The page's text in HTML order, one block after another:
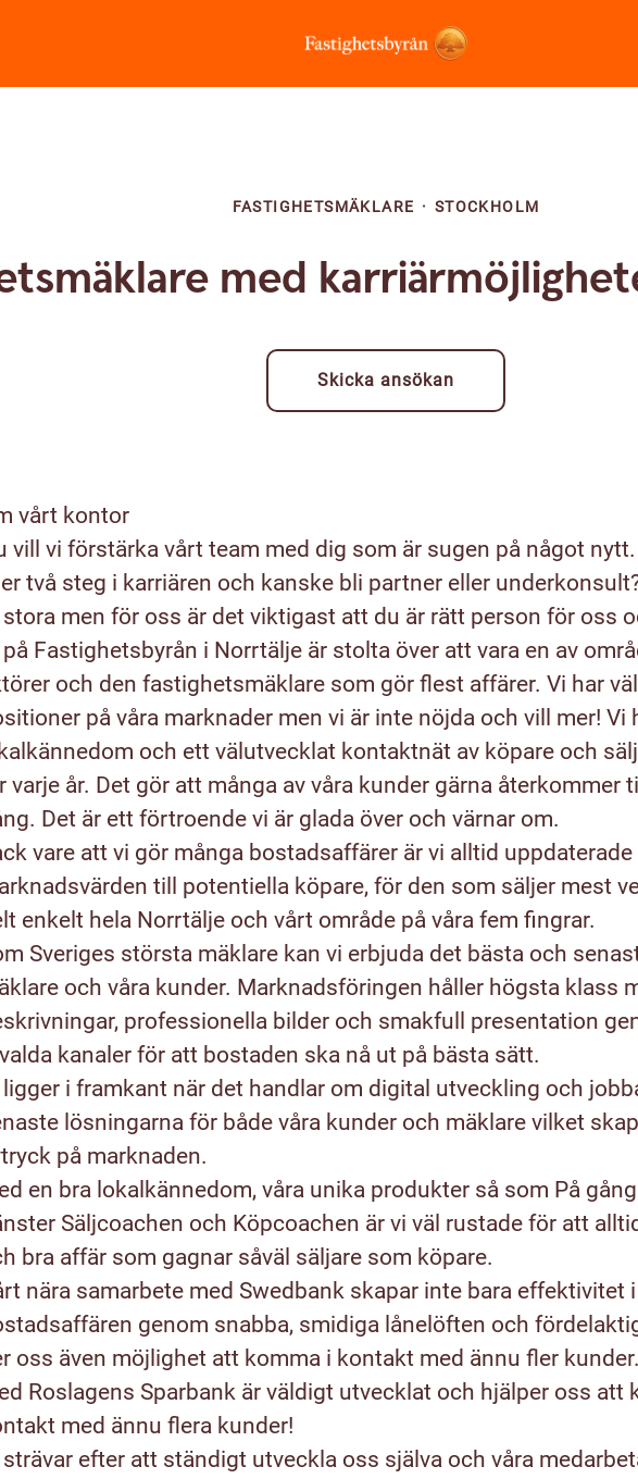
FASTIGHETSMÄKLARE · STOCKHOLM
med
Skicka ansökan
vårt kontor
vill vi förstärka vårt team med dig som är sugen på något
två steg i karriären och kanske bli partner eller
stora men för oss är det viktigast att du är rätt person för oss
Fastighetsbyrån i Norrtälje är stolta över att vara en av
och den fastighetsmäklare som gör flest affärer. Vi har
på våra marknader men vi är inte nöjda och vill mer! Vi
och ett välutvecklat kontaktnät av köpare och
varje år. Det gör att många av våra kunder gärna återkommer
Det är ett förtroende vi är glada över och värnar om.
vare att vi gör många bostadsaffärer är vi alltid
till potentiella köpare, för den som säljer mest
enkelt hela Norrtälje och vårt område på våra fem fingrar.
Sveriges största mäklare kan vi erbjuda det bästa och
och våra kunder. Marknadsföringen håller högsta klass
professionella bilder och smakfull presentation
kanaler för att bostaden ska nå ut på bästa sätt.
ligger i framkant när det handlar om digital utveckling och
lösningarna för både våra kunder och mäklare vilket
på marknaden.
en bra lokalkännedom, våra unika produkter så som På
Säljcoachen och Köpcoachen är vi väl rustade för att
bra affär som gagnar såväl säljare som köpare.
nära samarbete med Swedbank skapar inte bara effektivitet i
genom snabba, smidiga lånelöften och
oss även möjlighet att komma i kontakt med ännu fler
Roslagens Sparbank är väldigt utvecklat och hjälper oss att
med ännu flera kunder!
efter att ständigt utveckla oss själva och våra